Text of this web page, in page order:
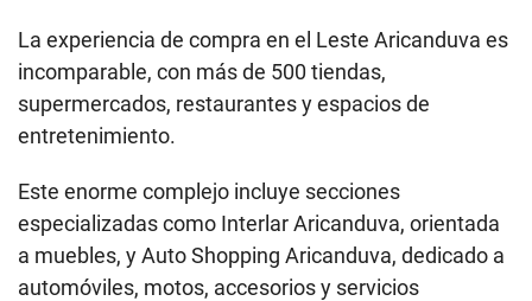
La experiencia de compra en el Leste Aricanduva es
incomparable, con más de 500 tiendas,
supermercados, restaurantes y espacios de
entretenimiento.
Este enorme complejo incluye secciones
especializadas como Interlar Aricanduva, orientada
a muebles, y Auto Shopping Aricanduva, dedicado a
automóviles, motos, accesorios y servicios